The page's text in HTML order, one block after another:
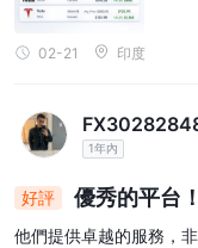
02-21 印度
1年內
好評 優秀的平台！
他們提供卓越的服務，